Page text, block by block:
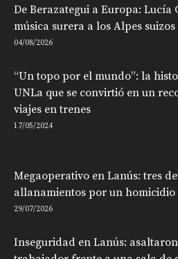
De Berazategui a Europa: Lucía
música surera a los Alpes
04/08/2026
“Un topo por el mundo”: la
UNLa que se convirtió en un
viajes en trenes
17/05/2024
Megaoperativo en Lanús: tres
allanamientos por un
29/07/2026
Inseguridad en Lanús: